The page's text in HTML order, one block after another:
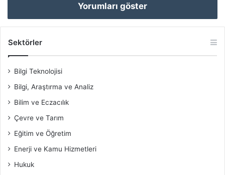
Yorumları göster
Sektörler
Bilgi Teknolojisi
Bilgi, Araştırma ve Analiz
Bilim ve Eczacılık
Çevre ve Tarım
Eğitim ve Öğretim
Enerji ve Kamu Hizmetleri
Hukuk